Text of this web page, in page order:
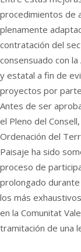
procedimientos de
plenamente
contratación del
consensuado con
y estatal a fin de
proyectos por
Antes de ser
el Pleno del
Ordenación del
Paisaje ha sido
proceso de
prolongado
los más
en la Comunitat
tramitación de una